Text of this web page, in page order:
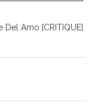
Del Amo [CRITIQUE]